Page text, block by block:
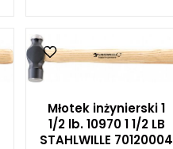
Młotek inżynierski 1
1/2 lb. 10970 1 1/2 LB
STAHLWILLE 70120004